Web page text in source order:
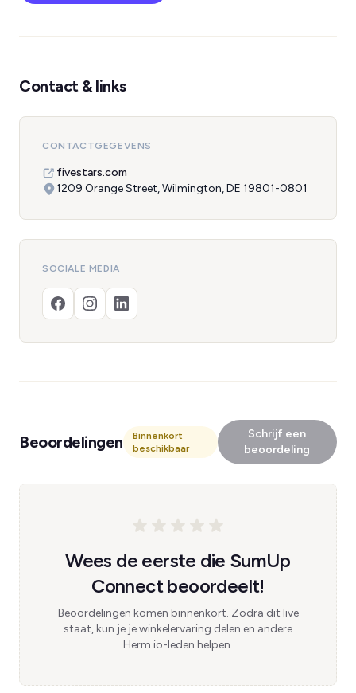
Contact & links
CONTACTGEGEVENS
fivestars.com
1209 Orange Street, Wilmington, DE 19801-0801
SOCIALE MEDIA
Beoordelingen
Binnenkort
beschikbaar
Schrijf een
beoordeling
Wees de eerste die SumUp
Connect beoordeelt!
Beoordelingen komen binnenkort. Zodra dit live
staat, kun je je winkelervaring delen en andere
Herm.io-leden helpen.